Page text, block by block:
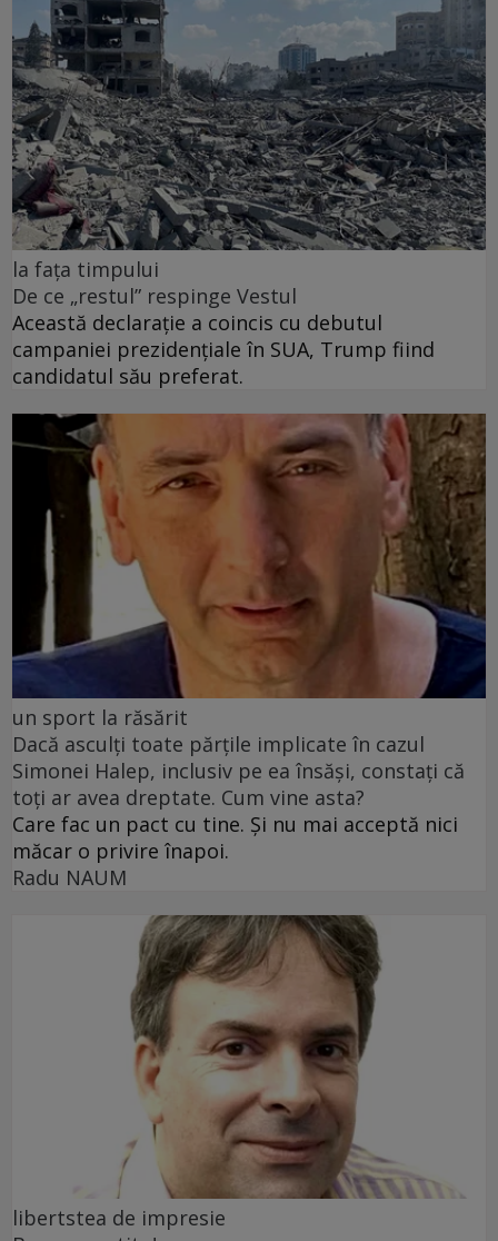
la fața timpului
De ce „restul” respinge Vestul
Această declarație a coincis cu debutul
campaniei prezidențiale în SUA, Trump fiind
candidatul său preferat.
un sport la răsărit
Dacă asculți toate părțile implicate în cazul
Simonei Halep, inclusiv pe ea însăși, constați că
toți ar avea dreptate. Cum vine asta?
Care fac un pact cu tine. Și nu mai acceptă nici
măcar o privire înapoi.
Radu NAUM
libertstea de impresie